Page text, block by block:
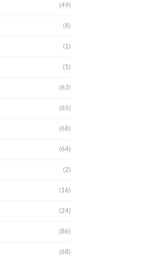
(49)
(8)
(1)
(1)
(63)
(65)
(68)
(64)
(2)
(16)
(24)
(86)
(68)